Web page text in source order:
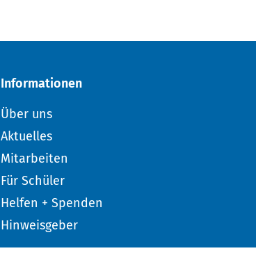
Informationen
Über uns
Aktuelles
Mitarbeiten
Für Schüler
Helfen + Spenden
Hinweisgeber